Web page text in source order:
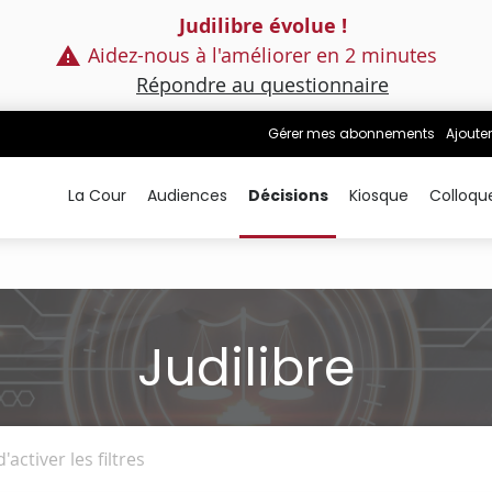
Judilibre évolue !
Aidez-nous à l'améliorer en 2 minutes
Répondre au questionnaire
Gérer mes abonnements
La Cour Audiences Décisions Kiosque
Judilibre